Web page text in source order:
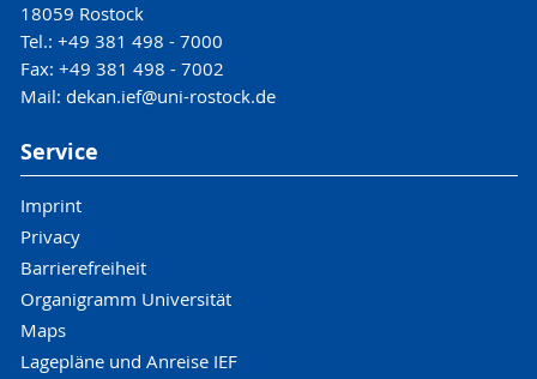
18059 Rostock
Tel.: +49 381 498 - 7000
Fax: +49 381 498 - 7002
Mail: dekan.ief@uni-rostock.de
Service
Imprint
Privacy
Barrierefreiheit
Organigramm Universität
Maps
Lagepläne und Anreise IEF